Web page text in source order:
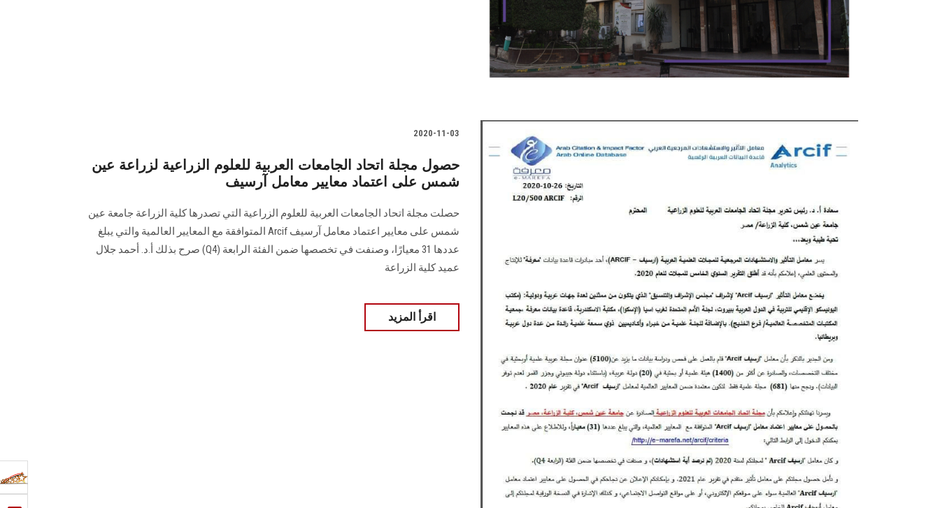
2020-11-03
حصول مجلة اتحاد الجامعات العربية للعلوم الزراعية لزراعة عين
شمس على اعتماد معايير معامل آرسيف
حصلت مجلة اتحاد الجامعات العربية للعلوم الزراعية التي تصدرها كلية الزراعة جامعة عين
شمس على معايير اعتماد معامل آرسيف Arcif المتوافقة مع المعايير العالمية والتي يبلغ
عددها 31 معيارًا، وصنفت في تخصصها ضمن الفئة الرابعة (Q4) صرح بذلك أ.د. أحمد جلال
عميد كلية الزراعة
اقرأ المزيد